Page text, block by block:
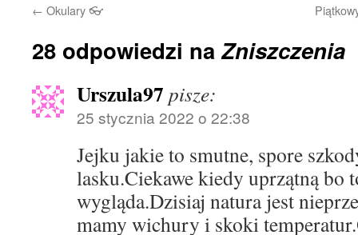
← Okulary 👓
28 odpowiedzi naZniszczenia
Urszula97 pisze:
25 stycznia 2022 o 22:38
Jejku jakie to smutne, spore
lasku.Ciekawe kiedy uprzątną bo
wygląda.Dzisiaj natura jest
mamy wichury i skoki